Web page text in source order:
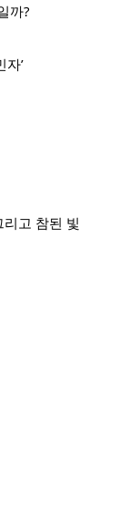
까?
’
고 참된 빛